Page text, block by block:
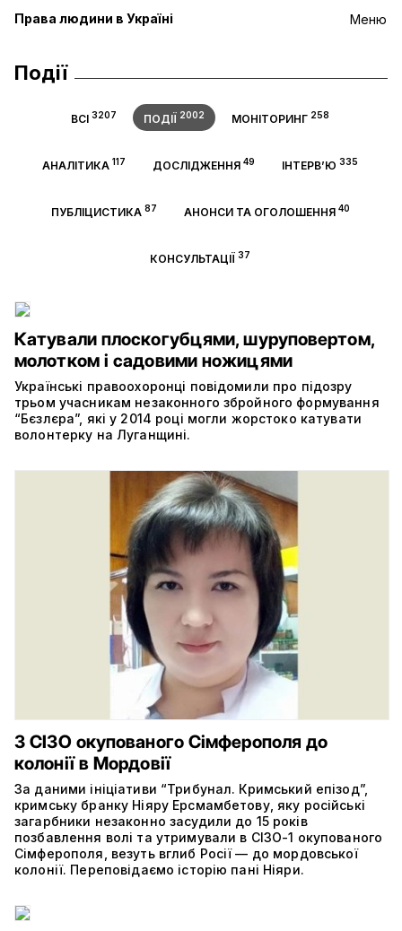
Меню
Права людини в Україні
Події
ВСІ 3207 ПОДІЇ 2002 МОНІТОРИНГ 258
АНАЛІТИКА 117 ДОСЛІДЖЕННЯ 49 ІНТЕРВ’Ю 335
ПУБЛІЦИСТИКА 87 АНОНСИ ТА ОГОЛОШЕННЯ40
КОНСУЛЬТАЦІЇ 37
Катували плоскогубцями, шуруповертом,
молотком і садовими ножицями
Українські правоохоронці повідомили про підозру
трьом учасникам незаконного збройного формування
“Бєзлєра”, які у 2014 році могли жорстоко катувати
волонтерку на Луганщині.
З СІЗО окупованого Сімферополя до
колонії в Мордовії
За даними ініціативи “Трибунал. Кримський епізод”,
кримську бранку Ніяру Ерсмамбетову, яку російські
загарбники незаконно засудили до 15 років
позбавлення волі та утримували в СІЗО-1 окупованого
Сімферополя, везуть вглиб Росії — до мордовської
колонії. Переповідаємо історію пані Ніяри.